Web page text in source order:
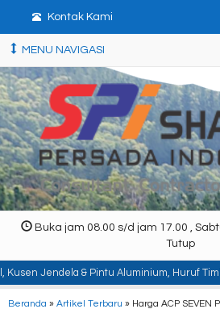
Kontak Kami
MENU NAVIGASI
Buka jam 08.00 s/d jam 17.00 ,
Tutup
Jendela & Pintu Aluminium, Huruf
Beranda » Artikel Terbaru » Harga ACP SEVEN